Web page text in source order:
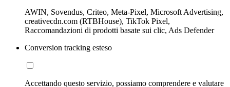
AWIN, Sovendus, Criteo, Meta-Pixel, Microsoft Advertising,
creativecdn.com (RTBHouse), TikTok Pixel,
Raccomandazioni di prodotti basate sui clic, Ads Defender
Conversion tracking esteso
Accettando questo servizio, possiamo comprendere e valutare